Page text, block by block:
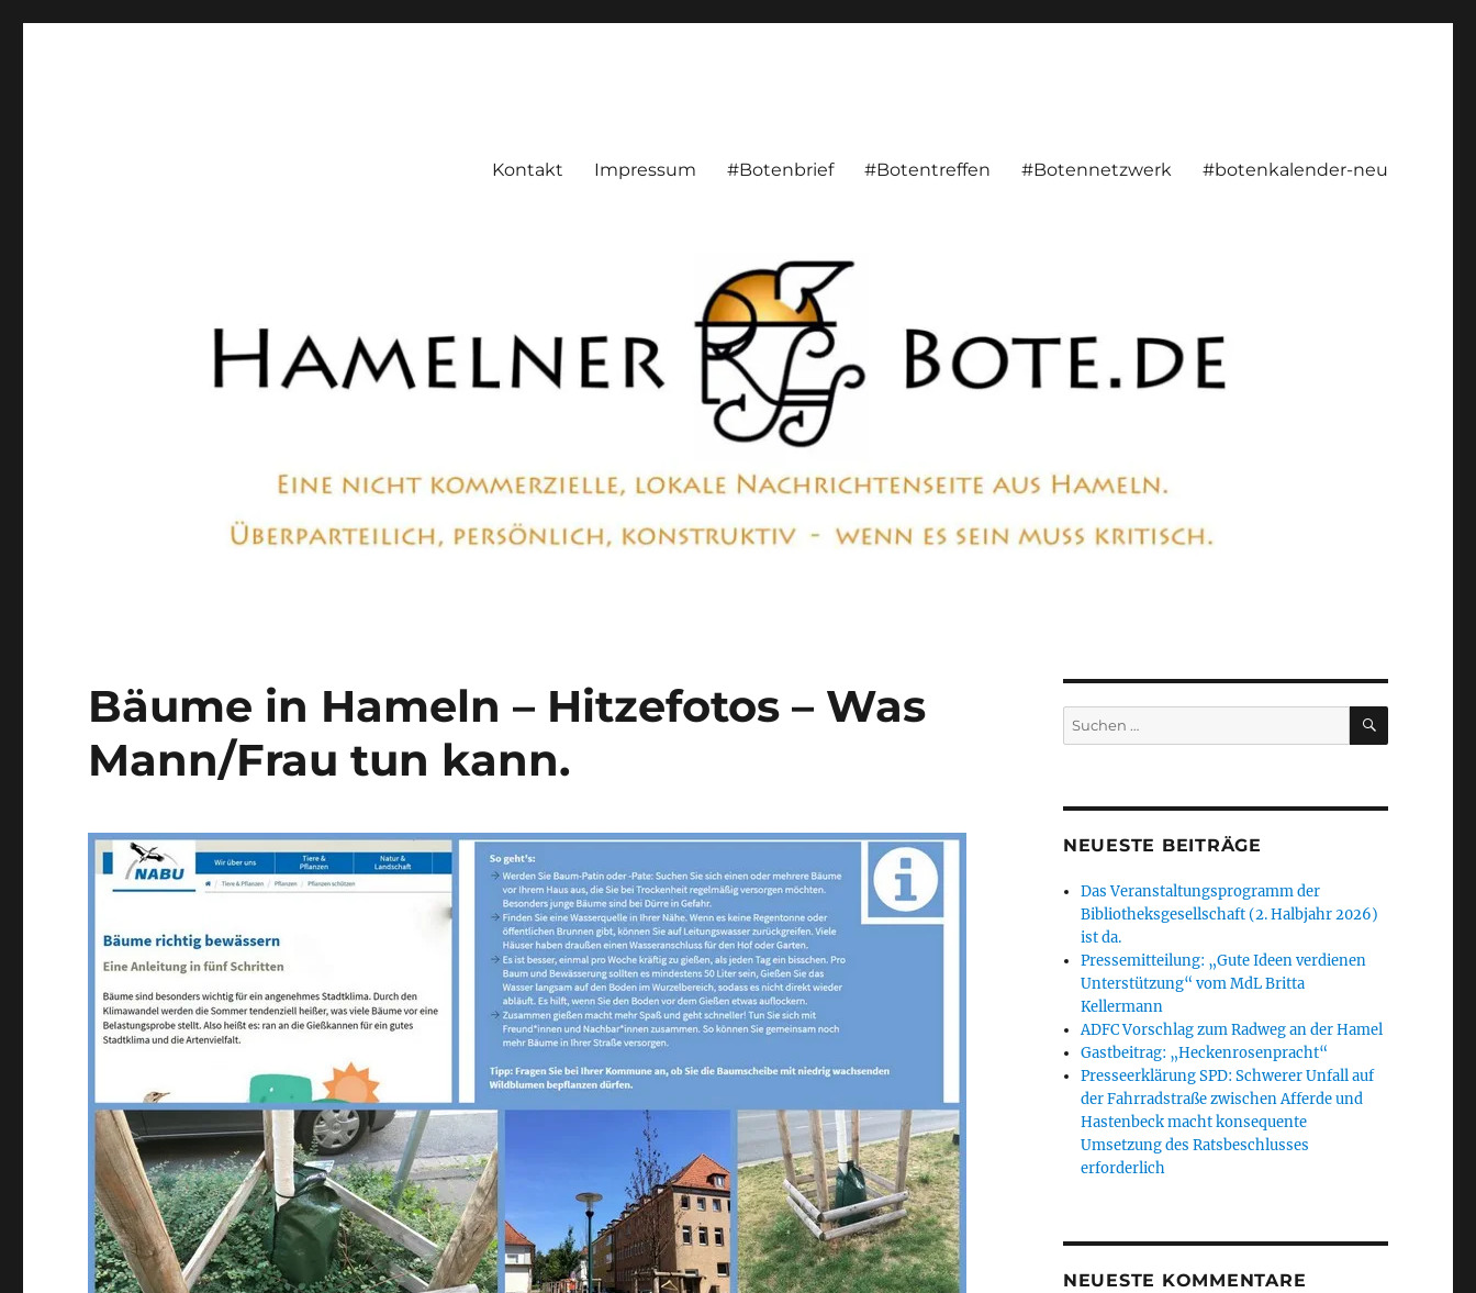
Kontakt Impressum #Botenbrief #Botentreffen #Botennetzwerk #botenkalender-neu
Bäume in Hameln – Hitzefotos – Was
Mann/Frau tun kann.
Suchen
nach:
SUCHEN
NEUESTE BEITRÄGE
Das Veranstaltungsprogramm der
Bibliotheksgesellschaft (2. Halbjahr 2026)
ist da.
Pressemitteilung: „Gute Ideen verdienen
Unterstützung“ vom MdL Britta
Kellermann
ADFC Vorschlag zum Radweg an der Hamel
Gastbeitrag: „Heckenrosenpracht“
Presseerklärung SPD: Schwerer Unfall auf
der Fahrradstraße zwischen Afferde und
Hastenbeck macht konsequente
Umsetzung des Ratsbeschlusses
erforderlich
NEUESTE KOMMENTARE